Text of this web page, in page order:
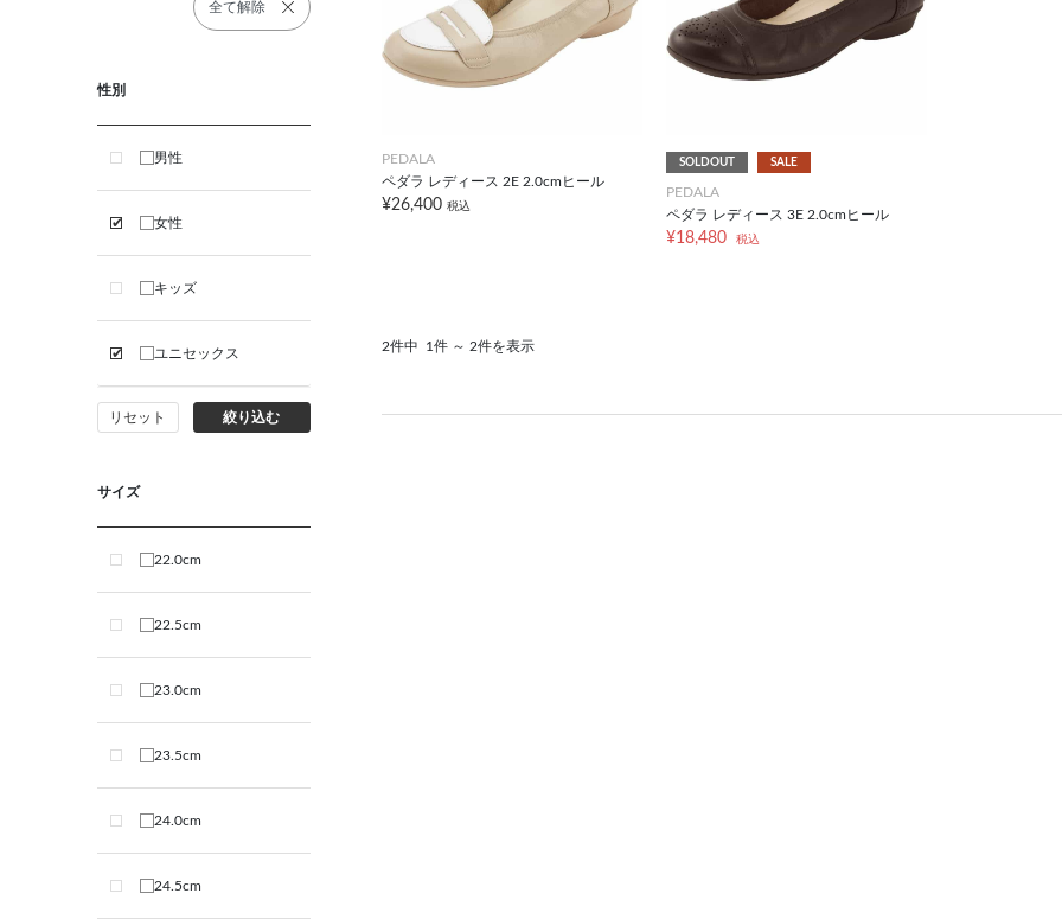
全て解除
性別
男性
女性
キッズ
ユニセックス
リセット 絞り込む
サイズ
22.0cm
22.5cm
23.0cm
23.5cm
24.0cm
24.5cm
PEDALA
ペダラ レディース 2E 2.0cmヒール
¥26,400 税込
SOLDOUT SALE
PEDALA
ペダラ レディース 3E 2.0cmヒール
¥18,480 税込
2件中 1件 ～ 2件を表示